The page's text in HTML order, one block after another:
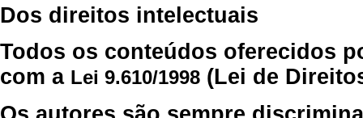
Dos direitos intelectuais
Todos os conteúdos oferecidos
com a Lei 9.610/1998 (Lei de